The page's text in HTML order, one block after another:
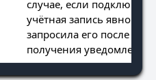
случае, если
учётная запись явно
запросила его после
получения уведомления.